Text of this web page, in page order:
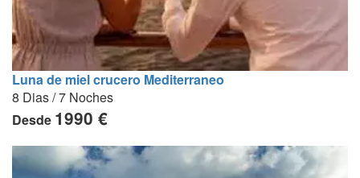
Luna de miel crucero Mediterraneo
8 Dias / 7 Noches
Desde 1990 €